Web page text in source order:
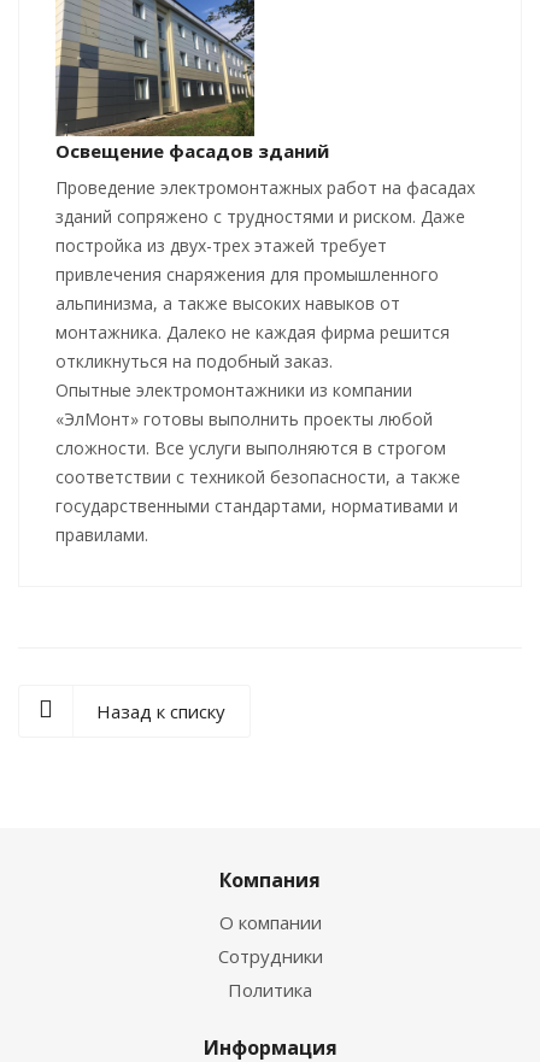
Освещение фасадов зданий
Проведение электромонтажных работ на фасадах
зданий сопряжено с трудностями и риском. Даже
постройка из двух-трех этажей требует
привлечения снаряжения для промышленного
альпинизма, а также высоких навыков от
монтажника. Далеко не каждая фирма решится
откликнуться на подобный заказ.
Опытные электромонтажники из компании
«ЭлМонт» готовы выполнить проекты любой
сложности. Все услуги выполняются в строгом
соответствии с техникой безопасности, а также
государственными стандартами, нормативами и
правилами.
Назад к списку
Компания
О компании
Сотрудники
Политика
Информация